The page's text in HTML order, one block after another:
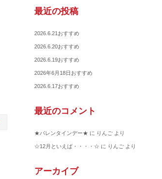
最近の投稿
2026.6.21おすすめ
2026.6.20おすすめ
2026.6.19おすすめ
2026年6月18日おすすめ
2026.6.17おすすめ
最近のコメント
★バレンタインデー★ に りんご より
☆12月といえば・・・・☆ に りんご より
アーカイブ